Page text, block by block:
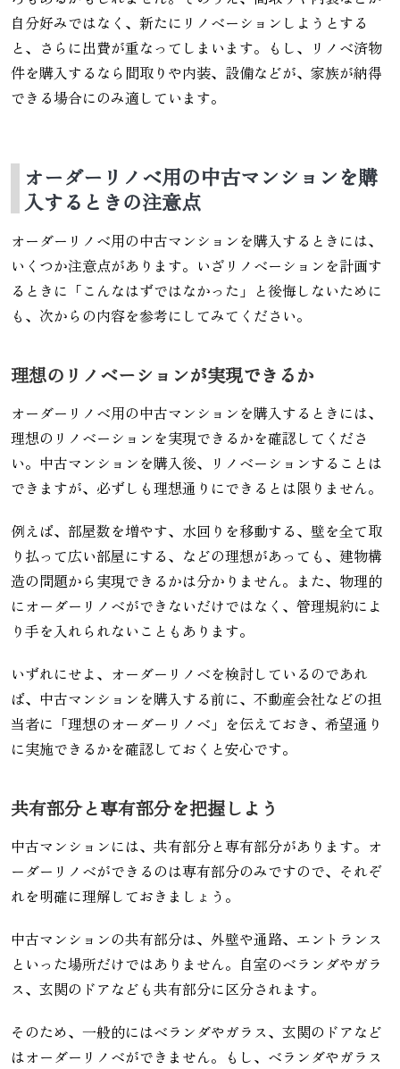
自分好みではなく、新たにリノベーションしようとする
と、さらに出費が重なってしまいます。もし、リノベ済物
件を購入するなら間取りや内装、設備などが、家族が納得
できる場合にのみ適しています。
オーダーリノベ用の中古マンションを購
入するときの注意点
オーダーリノベ用の中古マンションを購入するときには、
いくつか注意点があります。いざリノベーションを計画す
るときに「こんなはずではなかった」と後悔しないために
も、次からの内容を参考にしてみてください。
理想のリノベーションが実現できるか
オーダーリノベ用の中古マンションを購入するときには、
理想のリノベーションを実現できるかを確認してくださ
い。中古マンションを購入後、リノベーションすることは
できますが、必ずしも理想通りにできるとは限りません。
例えば、部屋数を増やす、水回りを移動する、壁を全て取
り払って広い部屋にする、などの理想があっても、建物構
造の問題から実現できるかは分かりません。また、物理的
にオーダーリノベができないだけではなく、管理規約によ
り手を入れられないこともあります。
いずれにせよ、オーダーリノベを検討しているのであれ
ば、中古マンションを購入する前に、不動産会社などの担
当者に「理想のオーダーリノベ」を伝えておき、希望通り
に実施できるかを確認しておくと安心です。
共有部分と専有部分を把握しよう
中古マンションには、共有部分と専有部分があります。オ
ーダーリノベができるのは専有部分のみですので、それぞ
れを明確に理解しておきましょう。
中古マンションの共有部分は、外壁や通路、エントランス
といった場所だけではありません。自室のベランダやガラ
ス、玄関のドアなども共有部分に区分されます。
そのため、一般的にはベランダやガラス、玄関のドアなど
はオーダーリノベができません。もし、ベランダやガラス